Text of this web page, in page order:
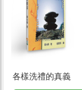
各樣洗禮的真義